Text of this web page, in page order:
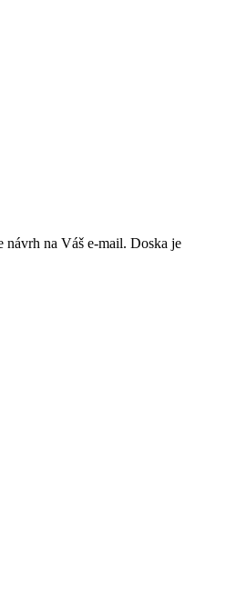
návrh na Váš e-mail. Doska je